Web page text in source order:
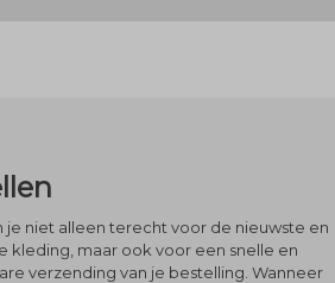
je niet alleen terecht voor de nieuwste en
kleding, maar ook voor een snelle en
verzending van je bestelling. Wanneer